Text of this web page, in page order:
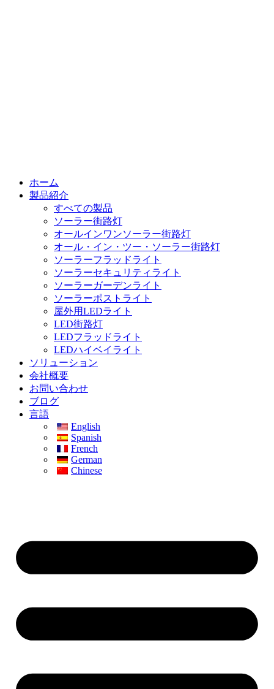
ホーム
製品紹介
すべての製品
ソーラー街路灯
オールインワンソーラー街路灯
オール・イン・ツー・ソーラー街路灯
ソーラーフラッドライト
ソーラーセキュリティライト
ソーラーガーデンライト
ソーラーポストライト
屋外用LEDライト
LED街路灯
LEDフラッドライト
LEDハイベイライト
ソリューション
会社概要
お問い合わせ
ブログ
言語
English
Spanish
French
German
Chinese